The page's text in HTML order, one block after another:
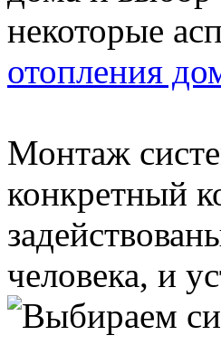
отопления
Монтаж
конкретный
человека, и